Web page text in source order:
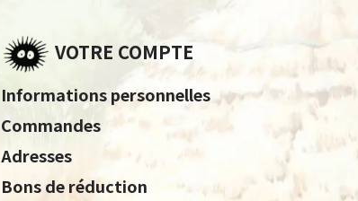
VOTRE COMPTE
Informations personnelles
Commandes
Adresses
Bons de réduction